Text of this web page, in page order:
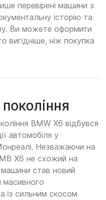
перевірені машини з
історію та
Ви можете оформити
вигідніше, ніж покупка
BMW X6 відбувся
автомобіля у
Незважаючи на
Х6 не схожий на
став новий
масивного
із сильним скосом